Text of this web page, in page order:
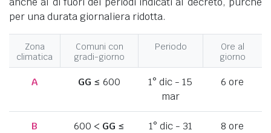
per una durata giornaliera ridotta.
Zona
climatica
Comuni con
gradi-giorno
Periodo
Ore al
giorno
A GG ≤ 600
1° dic - 15
mar
6 ore
B 600 < GG ≤
1° dic - 31
8 ore